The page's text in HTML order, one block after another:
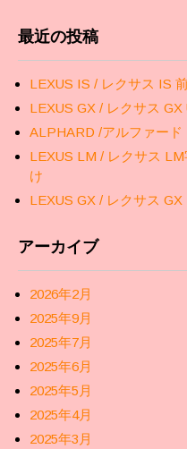
最近の投稿
LEXUS IS / レクサス IS
LEXUS GX / レクサス
ALPHARD /アルファード
LEXUS LM / レクサス
け
LEXUS GX / レクサス
アーカイブ
2026年2月
2025年9月
2025年7月
2025年6月
2025年5月
2025年4月
2025年3月